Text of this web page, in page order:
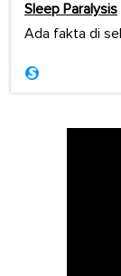
Sleep Paralysis
Ada fakta di